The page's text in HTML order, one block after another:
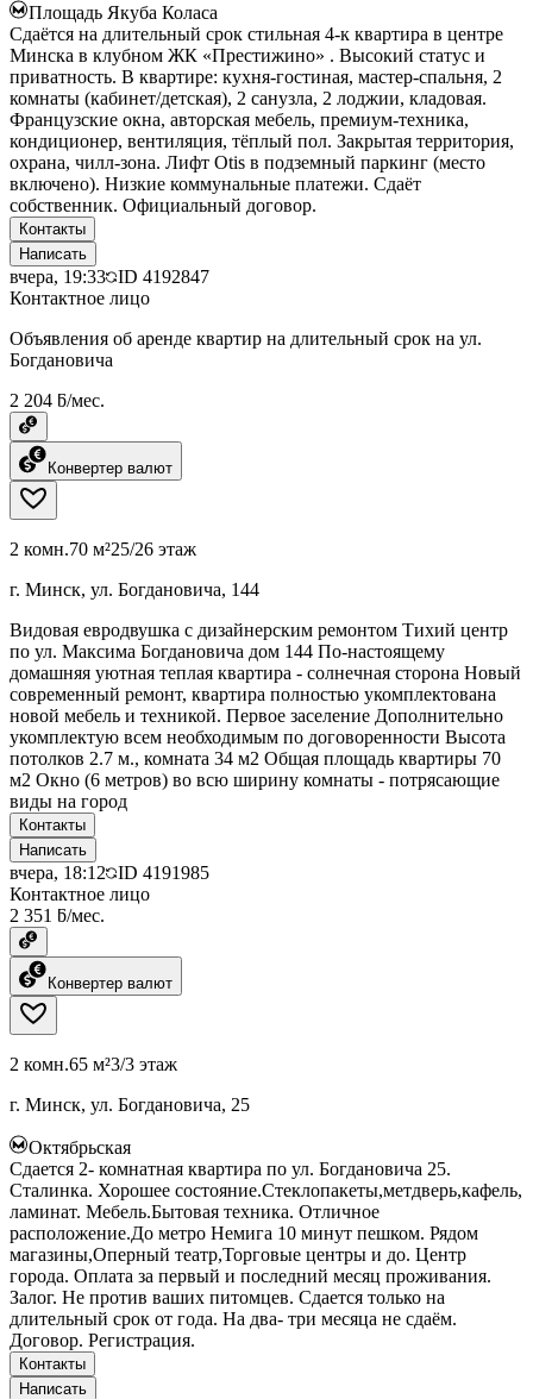
Площадь Якуба Коласа
Сдаётся на длительный срок стильная 4-к квартира в центре
Минска в клубном ЖК «Престижино» . Высокий статус и
приватность. В квартире: кухня-гостиная, мастер-спальня, 2
комнаты (кабинет/детская), 2 санузла, 2 лоджии, кладовая.
Французские окна, авторская мебель, премиум-техника,
кондиционер, вентиляция, тёплый пол. Закрытая территория,
охрана, чилл-зона. Лифт Otis в подземный паркинг (место
включено). Низкие коммунальные платежи. Сдаёт
собственник. Официальный договор.
Контакты
Написать
вчера, 19:33 ID 4192847
Контактное лицо
Объявления об аренде квартир на длительный срок на ул.
Богдановича
2 204 ƃ/мес.
Конвертер валют
2 комн.70 м²25/26 этаж
г. Минск, ул. Богдановича, 144
Видовая евродвушка с дизайнерским ремонтом Тихий центр
по ул. Максима Богдановича дом 144 По-настоящему
домашняя уютная теплая квартира - солнечная сторона Новый
современный ремонт, квартира полностью укомплектована
новой мебель и техникой. Первое заселение Дополнительно
укомплектую всем необходимым по договоренности Высота
потолков 2.7 м., комната 34 м2 Общая площадь квартиры 70
м2 Окно (6 метров) во всю ширину комнаты - потрясающие
виды на город
Контакты
Написать
вчера, 18:12 ID 4191985
Контактное лицо
2 351 ƃ/мес.
Конвертер валют
2 комн.65 м²3/3 этаж
г. Минск, ул. Богдановича, 25
Октябрьская
Сдается 2- комнатная квартира по ул. Богдановича 25.
Сталинка. Хорошее состояние.Стеклопакеты,метдверь,кафель,
ламинат. Мебель.Бытовая техника. Отличное
расположение.До метро Немига 10 минут пешком. Рядом
магазины,Оперный театр,Торговые центры и до. Центр
города. Оплата за первый и последний месяц проживания.
Залог. Не против ваших питомцев. Сдается только на
длительный срок от года. На два- три месяца не сдаём.
Договор. Регистрация.
Контакты
Написать